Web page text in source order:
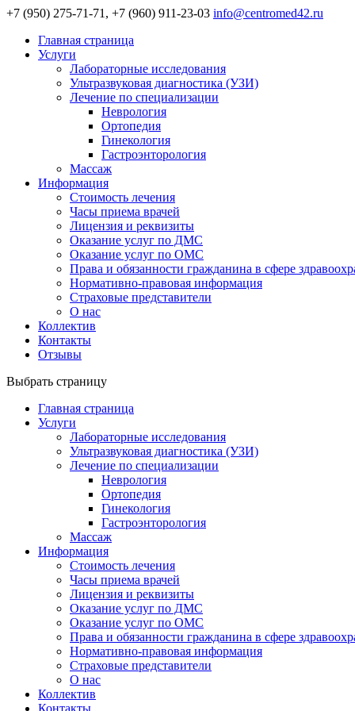
+7 (950) 275-71-71, +7 (960) 911-23-03 info@centromed42.ru
Главная страница
Услуги
Лабораторные исследования
Ультразвуковая диагностика (УЗИ)
Лечение по специализации
Неврология
Ортопедия
Гинекология
Гастроэнторология
Массаж
Информация
Стоимость лечения
Часы приема врачей
Лицензия и реквизиты
Оказание услуг по ДМС
Оказание услуг по ОМС
Права и обязанности гражданина в сфере
Нормативно-правовая информация
Страховые представители
О нас
Коллектив
Контакты
Отзывы
Выбрать страницу
Главная страница
Услуги
Лабораторные исследования
Ультразвуковая диагностика (УЗИ)
Лечение по специализации
Неврология
Ортопедия
Гинекология
Гастроэнторология
Массаж
Информация
Стоимость лечения
Часы приема врачей
Лицензия и реквизиты
Оказание услуг по ДМС
Оказание услуг по ОМС
Права и обязанности гражданина в сфере
Нормативно-правовая информация
Страховые представители
О нас
Коллектив
Контакты